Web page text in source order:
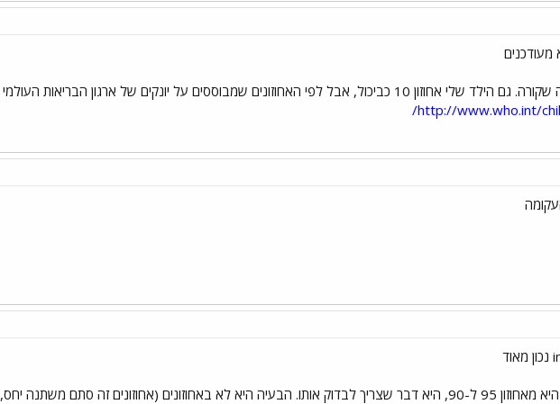
שמבוססים על יונקים של ארגון הבריאות העולמי הוא אחוזון 50... בבקשה
http://www.who.int/
זה סתם משתנה יחס, זה הכל) אלא בפרשנות שלהם.